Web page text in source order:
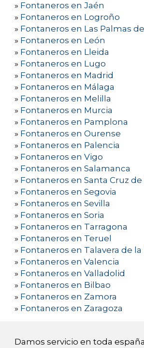
» Fontaneros en Jaén
» Fontaneros en Logroño
» Fontaneros en Las Palmas
» Fontaneros en León
» Fontaneros en Lleida
» Fontaneros en Lugo
» Fontaneros en Madrid
» Fontaneros en Málaga
» Fontaneros en Melilla
» Fontaneros en Murcia
» Fontaneros en Pamplona
» Fontaneros en Ourense
» Fontaneros en Palencia
» Fontaneros en Vigo
» Fontaneros en Salamanca
» Fontaneros en Santa Cruz
» Fontaneros en Segovia
» Fontaneros en Sevilla
» Fontaneros en Soria
» Fontaneros en Tarragona
» Fontaneros en Teruel
» Fontaneros en Talavera de la
» Fontaneros en Valencia
» Fontaneros en Valladolid
» Fontaneros en Bilbao
» Fontaneros en Zamora
» Fontaneros en Zaragoza
Damos servicio en toda